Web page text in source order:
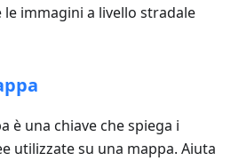
immagini a livello stradale
è una chiave che spiega i
utilizzate su una mappa. Aiuta